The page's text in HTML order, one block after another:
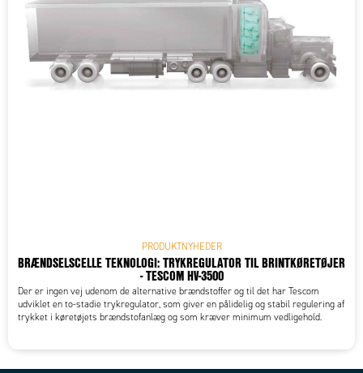
PRODUKTNYHEDER
BRÆNDSELSCELLE TEKNOLOGI: TRYKREGULATOR TIL BRINTKØRETØJER
- TESCOM HV-3500
Der er ingen vej udenom de alternative brændstoffer og til det har Tescom
udviklet en to-stadie trykregulator, som giver en pålidelig og stabil regulering af
trykket i køretøjets brændstofanlæg og som kræver minimum vedligehold.